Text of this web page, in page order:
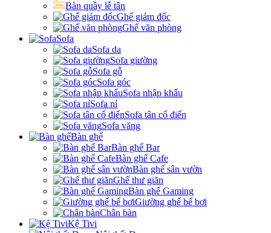
Bàn quầy lễ tân
Ghế giám đốc
Ghế văn phòng
Sofa
Sofa da
Sofa giường
Sofa gỗ
Sofa góc
Sofa nhập khẩu
Sofa nỉ
Sofa tân cổ điển
Sofa văng
Bàn ghế
Bàn ghế Bar
Bàn ghế Cafe
Bàn ghế sân vườn
Ghế thư giãn
Bàn ghế Gaming
Giường ghế bể bơi
Chân bàn
Kệ Tivi